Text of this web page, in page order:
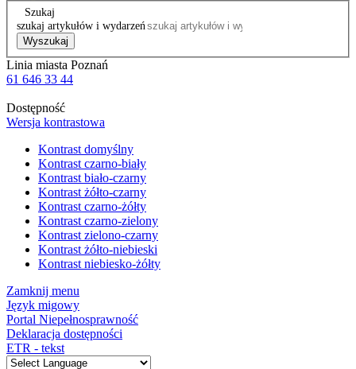
Szukaj
szukaj artykułów i wydarzeń
Wyszukaj
Linia miasta Poznań
61 646 33 44
Dostępność
Wersja kontrastowa
Kontrast domyślny
Kontrast czarno-biały
Kontrast biało-czarny
Kontrast żółto-czarny
Kontrast czarno-żółty
Kontrast czarno-zielony
Kontrast zielono-czarny
Kontrast żółto-niebieski
Kontrast niebiesko-żółty
Zamknij menu
Język migowy
Portal Niepełnosprawność
Deklaracja dostępności
ETR - tekst